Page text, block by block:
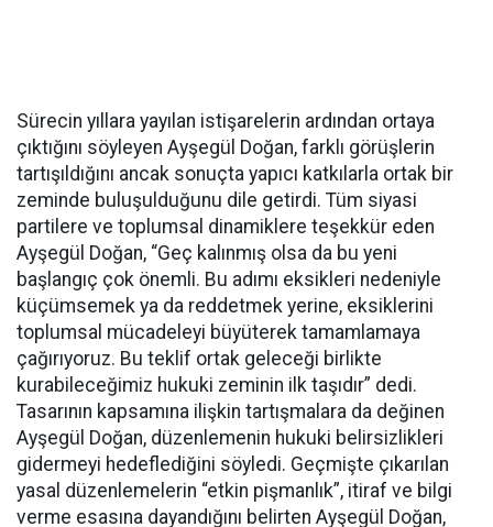
Sürecin yıllara yayılan istişarelerin ardından ortaya
çıktığını söyleyen Ayşegül Doğan, farklı görüşlerin
tartışıldığını ancak sonuçta yapıcı katkılarla ortak bir
zeminde buluşulduğunu dile getirdi. Tüm siyasi
partilere ve toplumsal dinamiklere teşekkür eden
Ayşegül Doğan, “Geç kalınmış olsa da bu yeni
başlangıç çok önemli. Bu adımı eksikleri nedeniyle
küçümsemek ya da reddetmek yerine, eksiklerini
toplumsal mücadeleyi büyüterek tamamlamaya
çağırıyoruz. Bu teklif ortak geleceği birlikte
kurabileceğimiz hukuki zeminin ilk taşıdır” dedi.
Tasarının kapsamına ilişkin tartışmalara da değinen
Ayşegül Doğan, düzenlemenin hukuki belirsizlikleri
gidermeyi hedeflediğini söyledi. Geçmişte çıkarılan
yasal düzenlemelerin “etkin pişmanlık”, itiraf ve bilgi
verme esasına dayandığını belirten Ayşegül Doğan,